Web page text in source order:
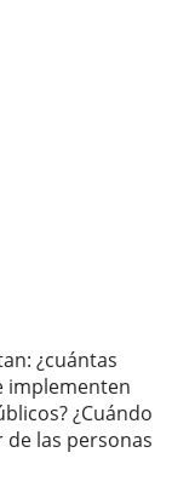
¿cuántas
implementen
¿Cuándo
las personas